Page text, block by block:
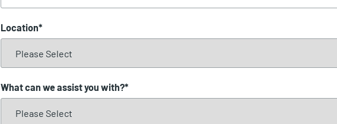
Location*
What can we assist you with?*